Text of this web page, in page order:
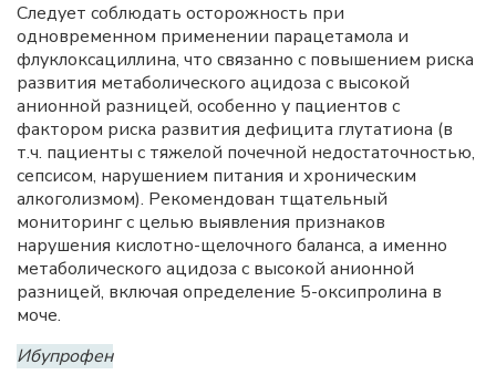
Следует соблюдать осторожность при
одновременном применении парацетамола и
флуклоксациллина, что связанно с повышением риска
развития метаболического ацидоза с высокой
анионной разницей, особенно у пациентов с
фактором риска развития дефицита глутатиона (в
т.ч. пациенты с тяжелой почечной недостаточностью,
сепсисом, нарушением питания и хроническим
алкоголизмом). Рекомендован тщательный
мониторинг с целью выявления признаков
нарушения кислотно-щелочного баланса, а именно
метаболического ацидоза с высокой анионной
разницей, включая определение 5-оксипролина в
моче.
Ибупрофен